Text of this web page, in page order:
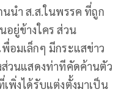
นำ ส.ส.ในพรรค ที่ถูก
อยู่ข้างใคร ส่วน
อมเล็กๆ มีกระแสข่าว
วนแสดงท่าทีคัดค้านตัว
พิ่งได้รับแต่งตั้งมาเป็น